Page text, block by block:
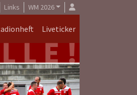
Links WM 2026
Liveticker